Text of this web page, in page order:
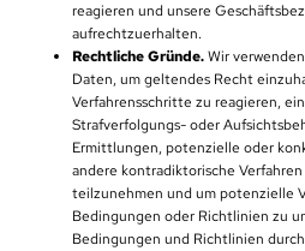
reagieren und unsere
aufrechtzuerhalten.
Rechtliche Gründe.Wir
Daten, um geltendes Recht
Verfahrensschritte zu reagieren,
Strafverfolgungs- oder
Ermittlungen, potenzielle oder
andere kontradiktorische
teilzunehmen und um potenzielle
Bedingungen oder Richtlinien zu
Bedingungen und Richtlinien